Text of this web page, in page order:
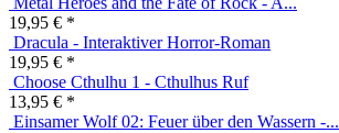
Metal Heroes and the Fate of Rock - A...
29,95 € *
Heroes – and the Fate of Rock SPECIAL...
29,95 € *